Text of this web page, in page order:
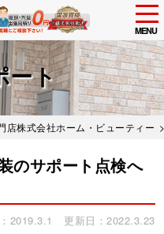
MENU
ート
店株式会社ホーム・ビューティー
のサポート点検へ
2019.3.1 更新日：2022.3.23